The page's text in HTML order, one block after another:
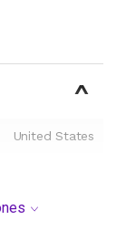
United States